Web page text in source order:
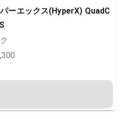
ーエックス(HyperX) QuadC